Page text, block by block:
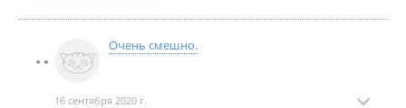
Очень смешно.
16 сентября 2020 г.